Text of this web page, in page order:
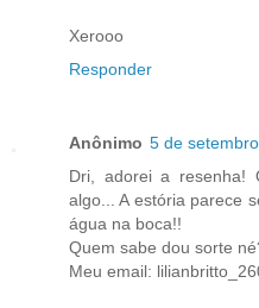
Xerooo
Responder
Anônimo 5 de
Dri, adorei a
algo... A estória parece
água na boca!!
Quem sabe dou sorte
Meu email: